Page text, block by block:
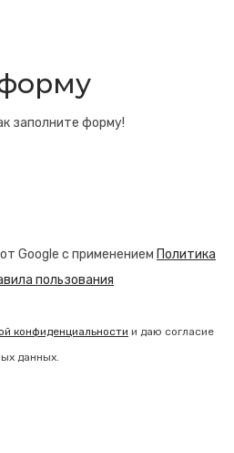
заполните форму!
Google с применением Политика
пользования
конфиденциальности и даю согласие
данных.